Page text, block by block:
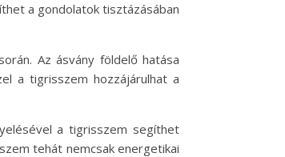
a gondolatok tisztázásában
Az ásvány földelő hatása
a tigrisszem hozzájárulhat a
a tigrisszem segíthet
tehát nemcsak energetikai